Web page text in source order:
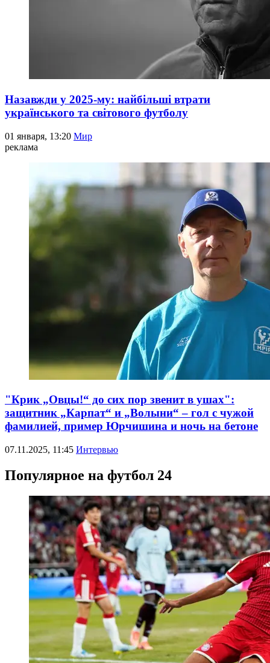
Назавжди у 2025-му: найбільші втрати
українського та світового футболу
01 января, 13:20 Мир
реклама
"Крик „Овцы!“ до сих пор звенит в ушах":
защитник „Карпат“ и „Волыни“ – гол с чужой
фамилией, пример Юрчишина и ночь на бетоне
07.11.2025, 11:45 Интервью
Популярное на футбол 24